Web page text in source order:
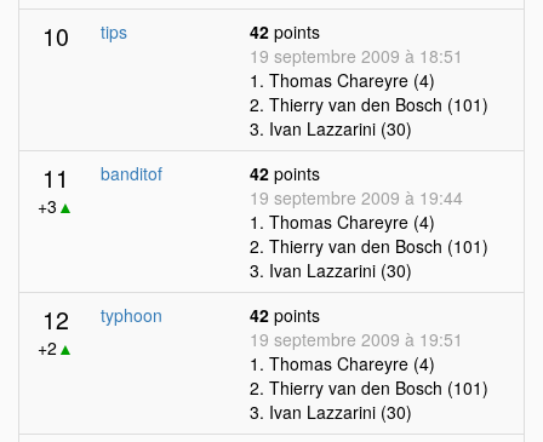
10 tips 42 points
19 septembre 2009 à 18:51
1. Thomas Chareyre (4)
2. Thierry van den Bosch (101)
3. Ivan Lazzarini (30)
11
+3 ▲
banditof 42 points
19 septembre 2009 à 19:44
1. Thomas Chareyre (4)
2. Thierry van den Bosch (101)
3. Ivan Lazzarini (30)
12
+2 ▲
typhoon 42 points
19 septembre 2009 à 19:51
1. Thomas Chareyre (4)
2. Thierry van den Bosch (101)
3. Ivan Lazzarini (30)